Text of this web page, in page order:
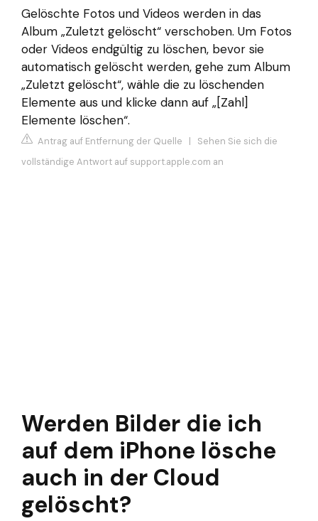
Gelöschte Fotos und Videos werden in das
Album „Zuletzt gelöscht“ verschoben. Um Fotos
oder Videos endgültig zu löschen, bevor sie
automatisch gelöscht werden, gehe zum Album
„Zuletzt gelöscht“, wähle die zu löschenden
Elemente aus und klicke dann auf „[Zahl]
Elemente löschen“.
Antrag auf Entfernung der Quelle | Sehen Sie sich die
vollständige Antwort auf support.apple.com an
Werden Bilder die ich
auf dem iPhone lösche
auch in der Cloud
gelöscht?